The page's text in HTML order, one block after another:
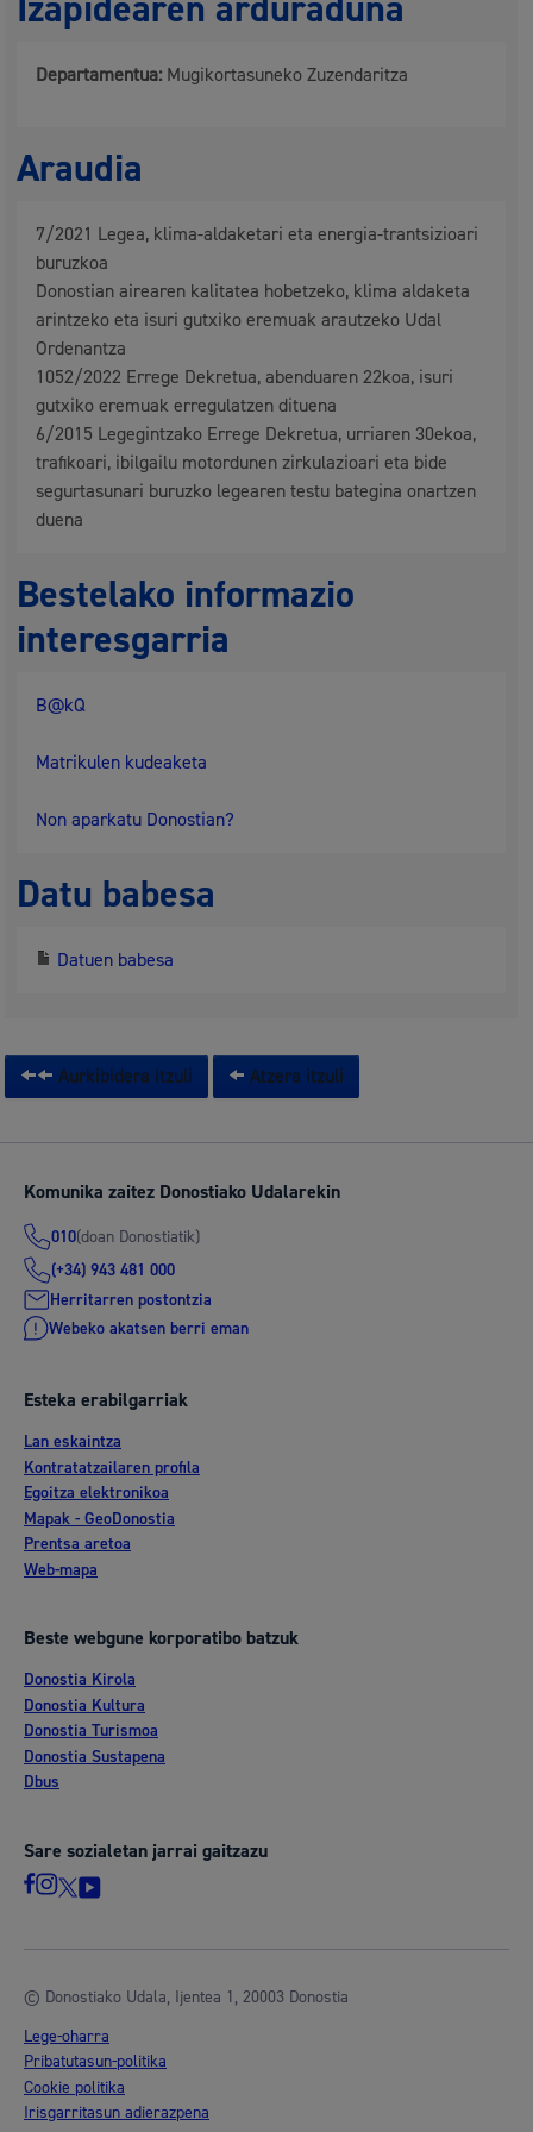
Izapidearen arduraduna
Departamentua: Mugikortasuneko Zuzendaritza
Araudia
7/2021 Legea, klima-aldaketari eta energia-trantsizioari
buruzkoa
Donostian airearen kalitatea hobetzeko, klima aldaketa
arintzeko eta isuri gutxiko eremuak arautzeko Udal
Ordenantza
1052/2022 Errege Dekretua, abenduaren 22koa, isuri
gutxiko eremuak erregulatzen dituena
6/2015 Legegintzako Errege Dekretua, urriaren 30ekoa,
trafikoari, ibilgailu motordunen zirkulazioari eta bide
segurtasunari buruzko legearen testu bategina onartzen
duena
Bestelako informazio
interesgarria
B@kQ
Matrikulen kudeaketa
Non aparkatu Donostian?
Datu babesa
Datuen babesa
Aurkibidera itzuli Atzera itzuli
Komunika zaitez Donostiako Udalarekin
010(doan Donostiatik)
(+34) 943 481 000
Herritarren postontzia
Webeko akatsen berri eman
Esteka erabilgarriak
Lan eskaintza
Kontratatzailaren profila
Egoitza elektronikoa
Mapak - GeoDonostia
Prentsa aretoa
Web-mapa
Beste webgune korporatibo batzuk
Donostia Kirola
Donostia Kultura
Donostia Turismoa
Donostia Sustapena
Dbus
Sare sozialetan jarrai gaitzazu
© Donostiako Udala, Ijentea 1, 20003 Donostia
Lege-oharra
Pribatutasun-politika
Cookie politika
Irisgarritasun adierazpena